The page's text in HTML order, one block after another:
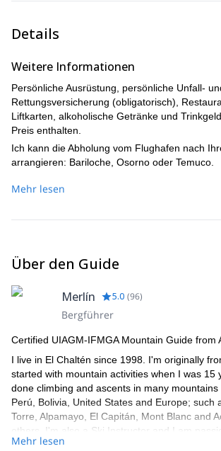
Details
Weitere Informationen
Persönliche Ausrüstung, persönliche Unfall-
Rettungsversicherung (obligatorisch),
Liftkarten, alkoholische Getränke und
Preis enthalten.
Ich kann die Abholung vom Flughafen nach
arrangieren: Bariloche, Osorno oder Temuco.
Mehr lesen
Über den Guide
Merlín 5.0 (96)
Bergführer
Certified UIAGM-IFMGA Mountain Guide from
I live in El Chaltén since 1998. I'm originally
started with mountain activities when I was 15
done climbing and ascents in many mountains
Perú, Bolivia, United States and Europe; such
Torre, Alpamayo, El Capitán, Mont Blanc and
others. I'm also a Ski Instructor and I am
backcountry ski.
Mehr lesen